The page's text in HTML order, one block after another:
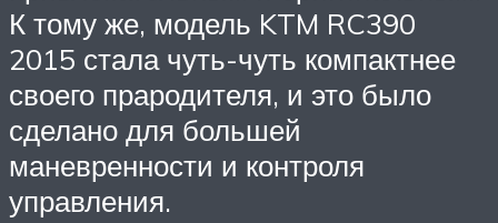
К тому же, модель KTM RC390
2015 стала чуть-чуть компактнее
своего прародителя, и это было
сделано для большей
маневренности и контроля
управления.